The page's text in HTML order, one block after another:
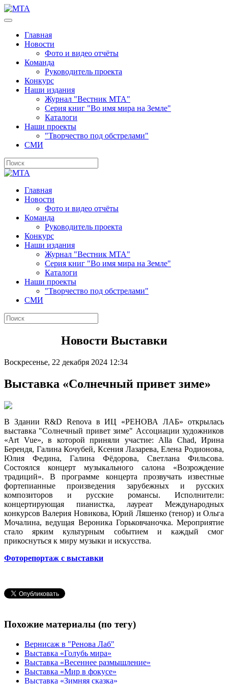
Главная
Новости
Фото и видео отчёты
Команда
Руководитель проекта
Конкурс
Наши издания
Журнал "Вестник МТА"
Серия книг "Во имя мира на Земле"
Каталоги
Наши проекты
"Творчество под обстрелами"
СМИ
Главная
Новости
Фото и видео отчёты
Команда
Руководитель проекта
Конкурс
Наши издания
Журнал "Вестник МТА"
Серия книг "Во имя мира на Земле"
Каталоги
Наши проекты
"Творчество под обстрелами"
СМИ
Новости Выставки
Воскресенье, 22 декабря 2024 12:34
Выставка «Солнечный привет зиме»
В Здании R&D Renova в ИЦ «РЕНОВА ЛАБ» открылась
выставка "Солнечный привет зиме" Ассоциации художников
«Art Vue», в которой приняли участие: Alla Chad, Ирина
Берендя, Галина Кочубей, Ксения Лазарева, Елена Родионова,
Юлия Федина, Галина Фёдорова, Светлана Фильсова.
Состоялся концерт музыкального салона «Возрождение
традиций». В программе концерта прозвучать известные
фортепианные произведения зарубежных и русских
композиторов и русские романсы. Исполнители:
концертирующая пианистка, лауреат Международных
конкурсов Валерия Новикова, Юрий Ляшенко (тенор) и Ольга
Мочалина, ведущая Вероника Горьковчаночка. Мероприятие
стало ярким культурным событием и каждый смог
прикоснуться к миру музыки и искусства.
Фоторепортаж с выставки
Похожие материалы (по тегу)
Вернисаж в "Ренова Лаб"
Выставка «Голубь мира»
Выставка «Весеннее размышление»
Выставка «Мир в фокусе»
Выставка «Зимняя сказка»